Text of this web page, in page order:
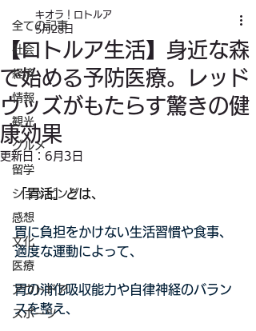
全ての記事
社会
経済
情報
観光
グルメ
留学
ショッピング
感想
文化
医療
アウトドア
スポーツ
【ロトルア生活】身近な森
で始める予防医療。レッド
ウッズがもたらす驚きの健
康効果
キオラ！ロトルア
5月28日
更新日： 6月3日
「胃活」とは、
胃に負担をかけない生活習慣や食事、
適度な運動によって、
胃の消化吸収能力や自律神経のバラン
スを整え、